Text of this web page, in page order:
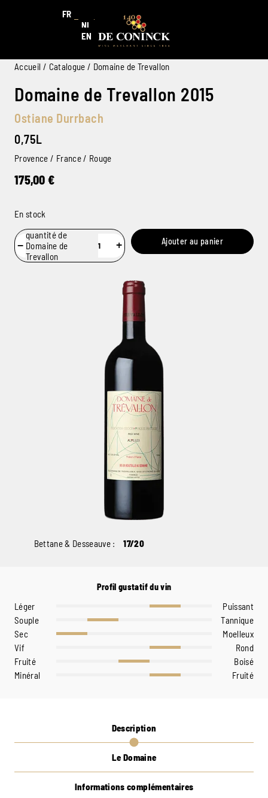
FR
NL
EN
Accueil / Catalogue / Domaine de Trevallon
Domaine de Trevallon 2015
Ostiane Durrbach
0,75L
Provence / France / Rouge
175,00 €
En stock
−
quantité de
Domaine de
Trevallon
+ Ajouter au panier
Bettane & Desseauve : 17/20
Profil gustatif du vin
Léger
Puissant
Souple
Tannique
Sec
Moelleux
Vif
Rond
Fruité
Boisé
Minéral
Fruité
Description
Le Domaine
Informations complémentaires